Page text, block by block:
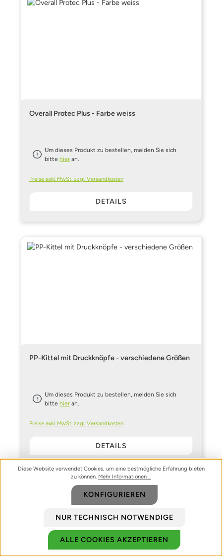
Biozidprodukte vorsichtig verwenden. Vor Gebrauch stets Etikett und
Produktinformationen lesen.
Overall Protec Plus - Farbe weiss
Um dieses Produkt zu bestellen, melden Sie sich
bittehier an.
Preise exkl. MwSt. zzgl. Versandkosten
DETAILS
PP-Kittel mit Druckknöpfe - verschiedene Größen
Um dieses Produkt zu bestellen, melden Sie sich
bittehier an.
Preise exkl. MwSt. zzgl. Versandkosten
DETAILS
Diese Website verwendet Cookies, um eine bestmögliche Erfahrung bieten
zu können. Mehr Informationen ...
NUR TECHNISCH NOTWENDIGE
KONFIGURIEREN
ALLE COOKIES AKZEPTIEREN